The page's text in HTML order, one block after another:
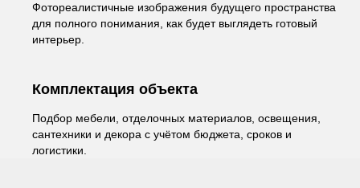
Фотореалистичные изображения будущего пространства
для полного понимания, как будет выглядеть готовый
интерьер.
Комплектация объекта
Подбор мебели, отделочных материалов, освещения,
сантехники и декора с учётом бюджета, сроков и
логистики.